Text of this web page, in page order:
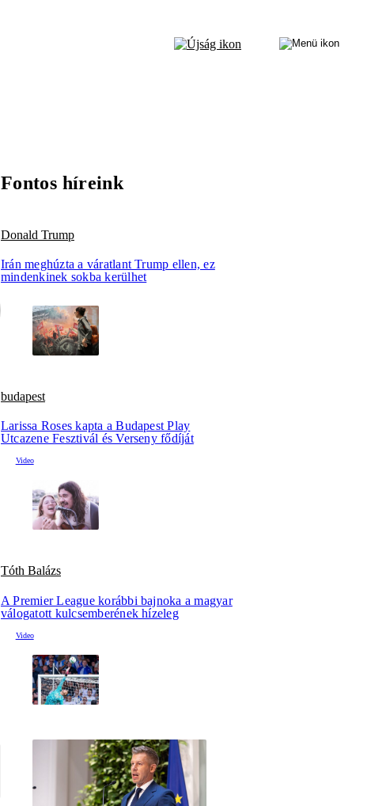
Fontos híreink
Donald Trump
Irán meghúzta a váratlant Trump ellen, ez
mindenkinek sokba kerülhet
budapest
Larissa Roses kapta a Budapest Play
Utcazene Fesztivál és Verseny fődíját
Tóth Balázs
A Premier League korábbi bajnoka a magyar
válogatott kulcsemberének hízeleg